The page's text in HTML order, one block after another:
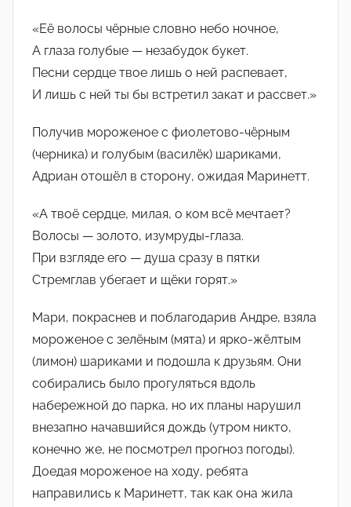
«Её волосы чёрные словно небо ночное,
А глаза голубые — незабудок букет.
Песни сердце твое лишь о ней распевает,
И лишь с ней ты бы встретил закат и рассвет.»
Получив мороженое с фиолетово-чёрным
(черника) и голубым (василёк) шариками,
Адриан отошёл в сторону, ожидая Маринетт.
«А твоё сердце, милая, о ком всё мечтает?
Волосы — золото, изумруды-глаза.
При взгляде его — душа сразу в пятки
Стремглав убегает и щёки горят.»
Мари, покраснев и поблагодарив Андре, взяла
мороженое с зелёным (мята) и ярко-жёлтым
(лимон) шариками и подошла к друзьям. Они
собирались было прогуляться вдоль
набережной до парка, но их планы нарушил
внезапно начавшийся дождь (утром никто,
конечно же, не посмотрел прогноз погоды).
Доедая мороженое на ходу, ребята
направились к Маринетт, так как она жила